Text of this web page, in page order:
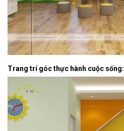
Trang trí góc thực hành cuộc sống: